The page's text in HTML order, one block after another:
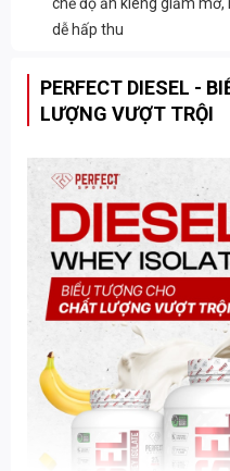
chế độ ăn kiêng giảm
dễ hấp thu
PERFECT DIESEL -
LƯỢNG VƯỢT TRỘI